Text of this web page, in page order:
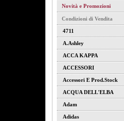
Novità e Promozioni
Condizioni di Vendita
4711
A.ashley
ACCA KAPPA
ACCESSORI
Accessori E Prod.stock
ACQUA DELL'ELBA
Adam
Adidas